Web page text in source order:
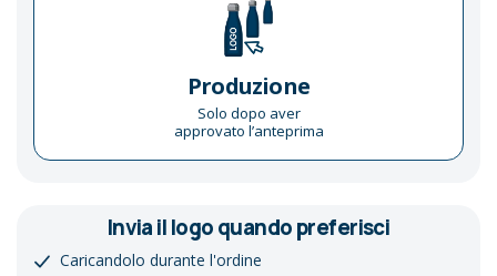
Produzione
Solo dopo aver
approvato l’anteprima
Invia il logo quando preferisci
Caricandolo durante l'ordine